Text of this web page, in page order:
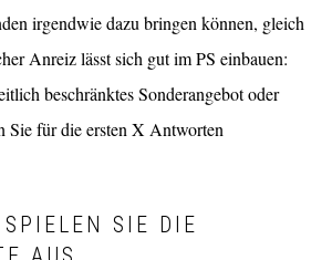
irgendwie dazu bringen können, gleich
Anreiz lässt sich gut im PS einbauen:
beschränktes Sonderangebot oder
Sie für die ersten X Antworten
SIE DIE